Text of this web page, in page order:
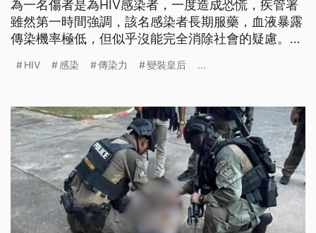
為一名傷者是為HIV感染者，一度造成恐慌，疾管署
雖然第一時間強調，該名感染者長期服藥，血液暴露
傳染機率極低，但似乎沒能完全消除社會的疑慮。實
他強調作為倡議者，認為社會對於HIV病毒的了解還
HIV 感染 傳染力 變裝皇后 ...